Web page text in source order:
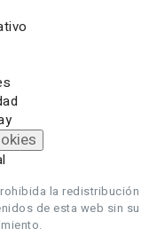
la redistribución
de esta web sin su